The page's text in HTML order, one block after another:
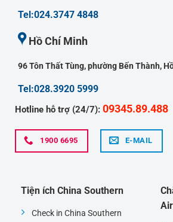
Tel:024.3747 4848
Hồ Chí Minh
96 Tôn Thất Tùng, phường Bến Thành,
Tel:028.3920 5999
Hotline hỗ trợ (24/7): 09345.89.488
1900 6695 E-MAIL
Tiện ích China Southern
Check in China Southern